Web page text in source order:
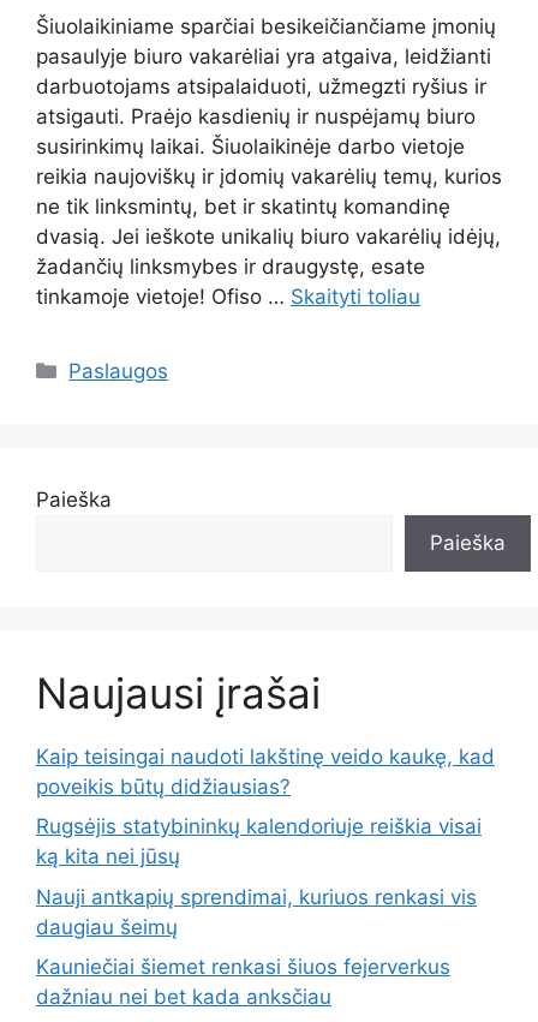
Šiuolaikiniame sparčiai besikeičiančiame įmonių
pasaulyje biuro vakarėliai yra atgaiva, leidžianti
darbuotojams atsipalaiduoti, užmegzti ryšius ir
atsigauti. Praėjo kasdienių ir nuspėjamų biuro
susirinkimų laikai. Šiuolaikinėje darbo vietoje
reikia naujoviškų ir įdomių vakarėlių temų, kurios
ne tik linksmintų, bet ir skatintų komandinę
dvasią. Jei ieškote unikalių biuro vakarėlių idėjų,
žadančių linksmybes ir draugystę, esate
tinkamoje vietoje! Ofiso … Skaityti toliau
Kategorijos
Paslaugos
Paieška
Paieška
Naujausi įrašai
Kaip teisingai naudoti lakštinę veido kaukę, kad
poveikis būtų didžiausias?
Rugsėjis statybininkų kalendoriuje reiškia visai
ką kita nei jūsų
Nauji antkapių sprendimai, kuriuos renkasi vis
daugiau šeimų
Kauniečiai šiemet renkasi šiuos fejerverkus
dažniau nei bet kada anksčiau